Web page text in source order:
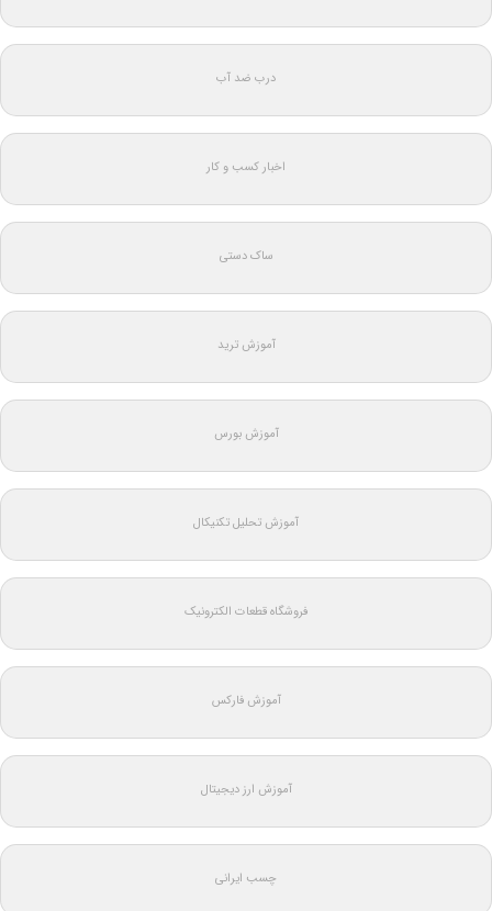
درب ضد آب
اخبار کسب و کار
ساک دستی
آموزش ترید
آموزش بورس
آموزش تحلیل تکنیکال
فروشگاه قطعات الکترونیک
آموزش فارکس
آموزش ارز دیجیتال
چسب ایرانی